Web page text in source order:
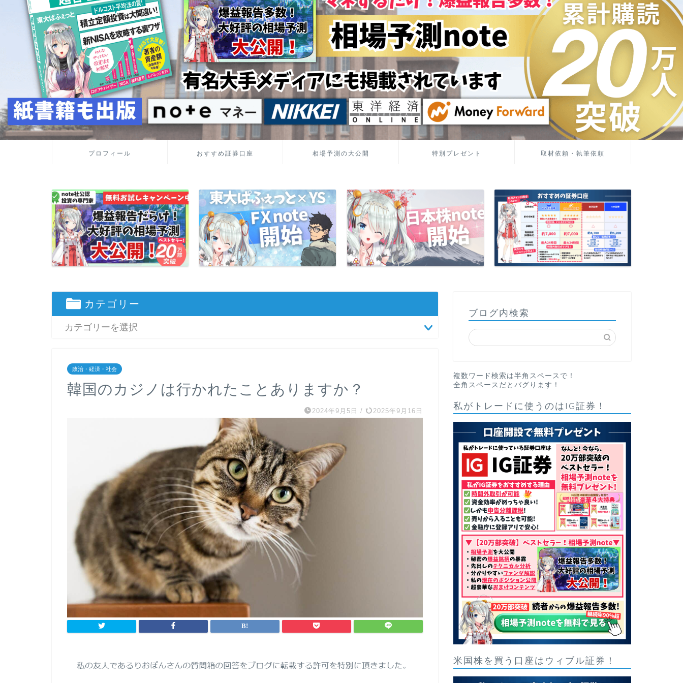
プロフィール おすすめ証券口座 相場予測の大公開 特別プレゼント 取材依頼・執筆依頼
カテゴリー
政治・経済・社会
韓国のカジノは行かれたことありますか？
2024年9月5日 / 2025年9月16日
ブログ内検索
複数ワード検索は半角スペースで！
全角スペースだとバグります！
私がトレードに使うのはIG証券！
米国株を買う口座はウィブル証券！